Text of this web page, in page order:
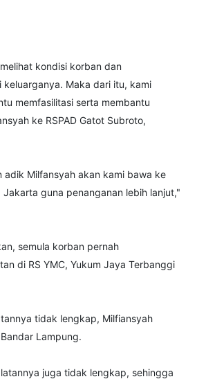
kondisi korban dan
keluarganya. Maka dari itu, kami
memfasilitasi serta membantu
ke RSPAD Gatot Subroto,
adik Milfansyah akan kami bawa ke
Jakarta guna penanganan lebih lanjut,"
semula korban pernah
di RS YMC, Yukum Jaya Terbanggi
tidak lengkap, Milfiansyah
Lampung.
juga tidak lengkap, sehingga